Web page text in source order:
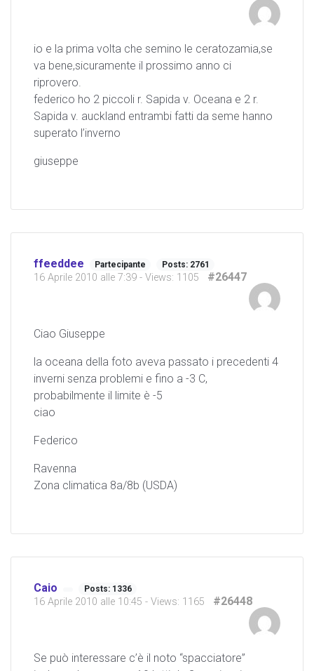
io e la prima volta che semino le ceratozamia,se
va bene,sicuramente il prossimo anno ci
riprovero.
federico ho 2 piccoli r. Sapida v. Oceana e 2 r.
Sapida v. auckland entrambi fatti da seme hanno
superato l’inverno
giuseppe
ffeeddee Partecipante Posts: 2761
16 Aprile 2010 alle 7:39 - Views: 1105 #26447
Ciao Giuseppe
la oceana della foto aveva passato i precedenti 4
inverni senza problemi e fino a -3 C,
probabilmente il limite è -5
ciao
Federico
Ravenna
Zona climatica 8a/8b (USDA)
Caio Posts: 1336
16 Aprile 2010 alle 10:45 - Views: 1165 #26448
Se può interessare c’è il noto “spacciatore”